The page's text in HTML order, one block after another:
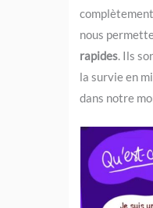
nous
rapides. Ils
la survie en
dans notre